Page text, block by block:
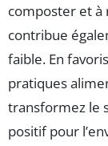
composter et à
contribue
faible. En
pratiques
transformez le
positif pour